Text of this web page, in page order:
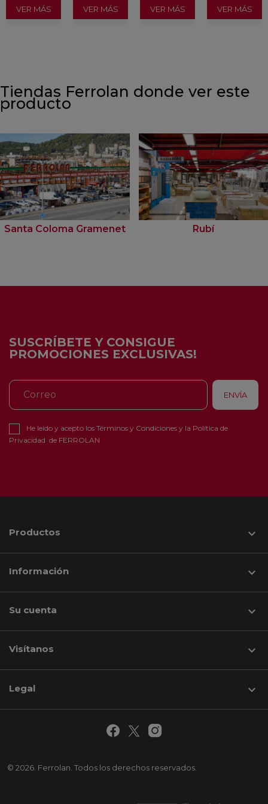
VER MÁS VER MÁS VER MÁS VER MÁS
Tiendas Ferrolan donde ver este
producto
Santa Coloma Gramenet Rubí
SUSCRÍBETE Y CONSIGUE
PROMOCIONES EXCLUSIVAS!
He leído y acepto los Términos y Condiciones y la Política de
Privacidad de FERROLAN
Productos 
Información 
Su cuenta 
Visítanos keyboard_arrow_down
© 2026. Ferrolan. Todos los derechos reservados.
Legal 